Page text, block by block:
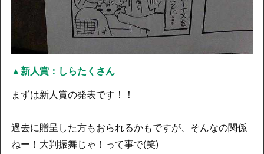
▲新人賞：しらたくさん
まずは新人賞の発表です！！
過去に贈呈した方もおられるかもですが、そんなの関係
ねー！大判振舞じゃ！って事で(笑)